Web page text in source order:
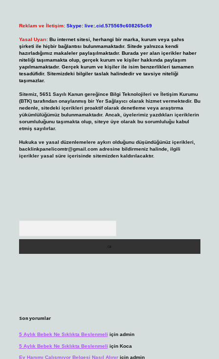
Reklam ve İletişim: Skype: live:.cid.575569c608265c69
Yasal Uyarı: Bu internet sitesi, herhangi bir marka, kurum veya şahıs
şirketi ile hiçbir bağlantısı bulunmamaktadır. Sitede yalnızca kendi
hazırladığımız makaleler paylaşılmaktadır. Burada yer alan içerikler haber
niteliği taşımamakta olup, gerçek kurum ve kişiler hakkında paylaşım
yapılmamaktadır. Gerçek kurum ve kişiler ile isim benzerlikleri tamamen
tesadüfidir. Sitemizdeki bilgiler taslak halindedir ve tavsiye niteliği
taşımazlar.
Sitemiz, 5651 Sayılı Kanun gereğince Bilgi Teknolojileri ve İletişim Kurumu
(BTK) tarafından onaylanmış bir Yer Sağlayıcı olarak hizmet vermektedir. Bu
nedenle, sitedeki içerikleri proaktif olarak denetleme veya araştırma
yükümlülüğümüz bulunmamaktadır. Ancak, üyelerimiz yazdıkları içeriklerin
sorumluluğunu taşımakta olup, siteye üye olarak bu sorumluluğu kabul
etmiş sayılırlar.
Hukuka ve yasal düzenlemelere aykırı olduğunu düşündüğünüz içerikleri,
backlinkpanelicomtr@gmail.comadresine bildirmeniz halinde, ilgili
içerikler yasal süre içerisinde sitemizden kaldırılacaktır.
Son yorumlar
5 Aylık Bebek Ne Sıklıkta Beslenmeli için admin
5 Aylık Bebek Ne Sıklıkta Beslenmeli için Koca
Ev Hanımı Çalışmıyor Belgesi Nasıl Alınıriçin admin